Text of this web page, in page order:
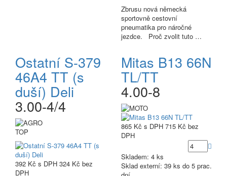
Zbrusu nová německá
sportovně cestovní
pneumatika pro náročné
jezdce. Proč zvolit tuto …
Ostatní S-379
46A4 TT (s
duší) Deli
3.00-4/4
TOP
392 Kč s DPH 324 Kč bez
DPH
Mitas B13 66N
TL/TT
4.00-8
865 Kč s DPH 715 Kč bez
DPH
Skladem: 4 ks
Sklad externí: 39 ks do 5 prac.